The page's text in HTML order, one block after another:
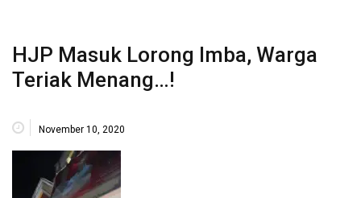
HJP Masuk Lorong Imba, Warga
Teriak Menang…!
November 10, 2020